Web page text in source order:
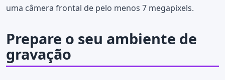
uma câmera frontal de pelo menos 7 megapixels.
Prepare o seu ambiente de
gravação